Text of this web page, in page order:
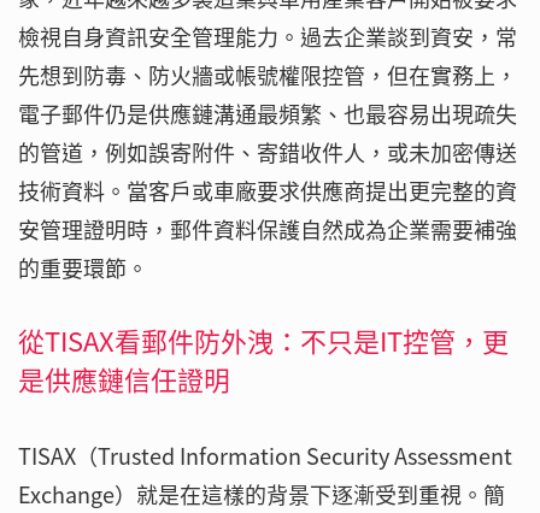
檢視自身資訊安全管理能力。過去企業談到資安，常
先想到防毒、防火牆或帳號權限控管，但在實務上，
電子郵件仍是供應鏈溝通最頻繁、也最容易出現疏失
的管道，例如誤寄附件、寄錯收件人，或未加密傳送
技術資料。當客戶或車廠要求供應商提出更完整的資
安管理證明時，郵件資料保護自然成為企業需要補強
的重要環節。
從TISAX看郵件防外洩：不只是IT控管，更
是供應鏈信任證明
TISAX（Trusted Information Security Assessment
Exchange）就是在這樣的背景下逐漸受到重視。簡